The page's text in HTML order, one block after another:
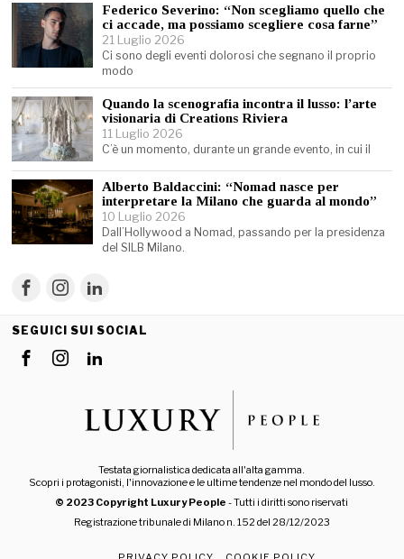
Federico Severino: “Non scegliamo quello che
ci accade, ma possiamo scegliere cosa farne”
21 Luglio 2026
Ci sono degli eventi dolorosi che segnano il proprio
modo
Quando la scenografia incontra il lusso: l’arte
visionaria di Creations Riviera
11 Luglio 2026
C’è un momento, durante un grande evento, in cui il
Alberto Baldaccini: “Nomad nasce per
interpretare la Milano che guarda al mondo”
10 Luglio 2026
Dall’Hollywood a Nomad, passando per la presidenza
del SILB Milano.
SEGUICI SUI SOCIAL
Testata giornalistica dedicata all'alta gamma.
Scopri i protagonisti, l'innovazione e le ultime tendenze nel mondo del lusso.
© 2023 Copyright Luxury People - Tutti i diritti sono riservati
Registrazione tribunale di Milano n. 152 del 28/12/2023